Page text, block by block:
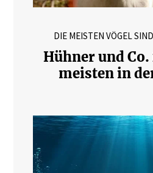
DIE MEISTEN VÖGEL
Hühner und
meisten in